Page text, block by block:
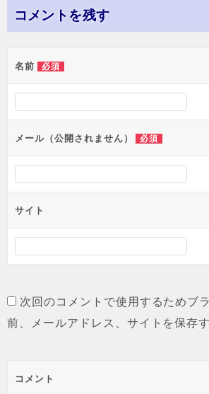
ナ
ビ
シ
ン
コメントを残す
名前 必須
メール（公開されません） 必須
サイト
次回のコメントで使用するためブ
前、メールアドレス、サイトを保存す
コメント